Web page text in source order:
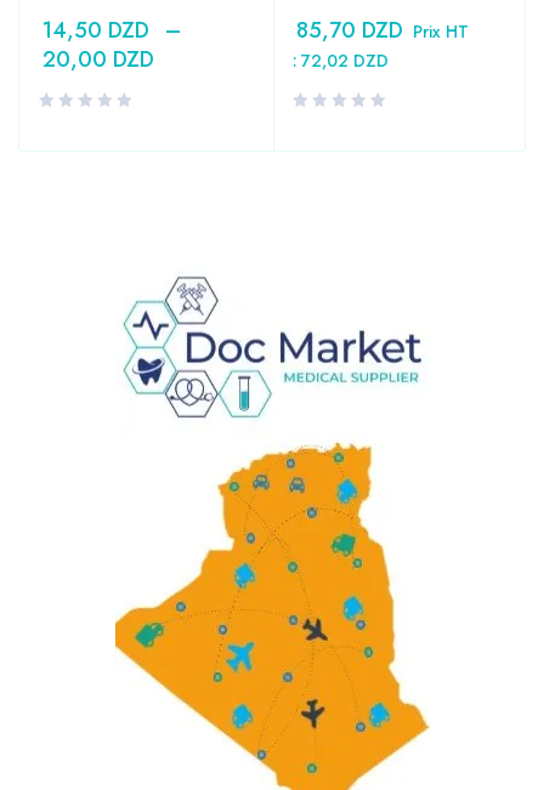
14,50 DZD –
20,00 DZD
85,70 DZD Prix HT
: 72,02 DZD